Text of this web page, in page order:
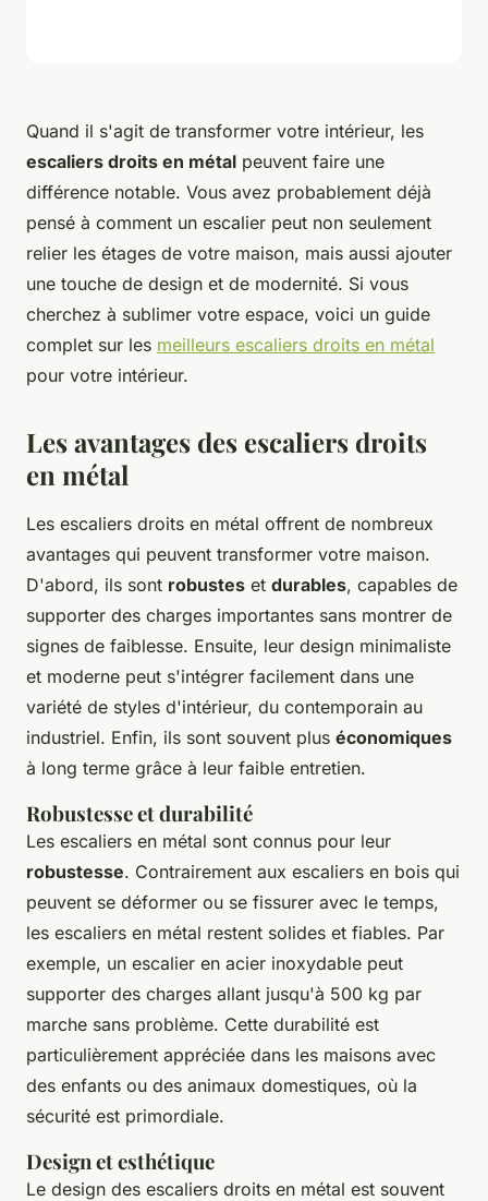
Quand il s'agit de transformer votre intérieur, les
escaliers droits en métal peuvent faire une
différence notable. Vous avez probablement déjà
pensé à comment un escalier peut non seulement
relier les étages de votre maison, mais aussi ajouter
une touche de design et de modernité. Si vous
cherchez à sublimer votre espace, voici un guide
complet sur les meilleurs escaliers droits en métal
pour votre intérieur.
Les avantages des escaliers droits
en métal
Les escaliers droits en métal offrent de nombreux
avantages qui peuvent transformer votre maison.
D'abord, ils sont robustes et durables, capables de
supporter des charges importantes sans montrer de
signes de faiblesse. Ensuite, leur design minimaliste
et moderne peut s'intégrer facilement dans une
variété de styles d'intérieur, du contemporain au
industriel. Enfin, ils sont souvent plus économiques
à long terme grâce à leur faible entretien.
Robustesse et durabilité
Les escaliers en métal sont connus pour leur
robustesse. Contrairement aux escaliers en bois qui
peuvent se déformer ou se fissurer avec le temps,
les escaliers en métal restent solides et fiables. Par
exemple, un escalier en acier inoxydable peut
supporter des charges allant jusqu'à 500 kg par
marche sans problème. Cette durabilité est
particulièrement appréciée dans les maisons avec
des enfants ou des animaux domestiques, où la
sécurité est primordiale.
Design et esthétique
Le design des escaliers droits en métal est souvent